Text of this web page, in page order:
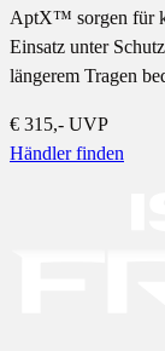
AptX™ sorgen für
Einsatz unter
längerem Tragen
€ 315,- UVP
Händler finden